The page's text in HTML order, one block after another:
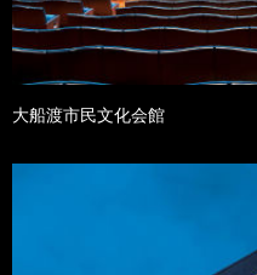
大船渡市民文化会館